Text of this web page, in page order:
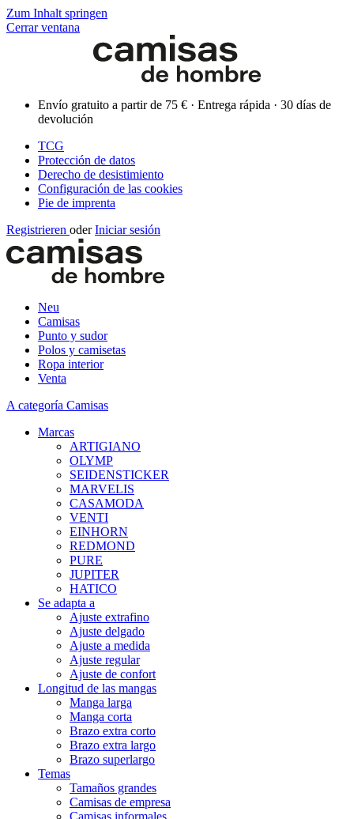
Zum Inhalt springen
Cerrar ventana
Envío gratuito a partir de 75 € · Entrega rápida · 30 días de
devolución
TCG
Protección de datos
Derecho de desistimiento
Configuración de las cookies
Pie de imprenta
Registrieren oder Iniciar sesión
Neu
Camisas
Punto y sudor
Polos y camisetas
Ropa interior
Venta
A categoría Camisas
Marcas
ARTIGIANO
OLYMP
SEIDENSTICKER
MARVELIS
CASAMODA
VENTI
EINHORN
REDMOND
PURE
JUPITER
HATICO
Se adapta a
Ajuste extrafino
Ajuste delgado
Ajuste a medida
Ajuste regular
Ajuste de confort
Longitud de las mangas
Manga larga
Manga corta
Brazo extra corto
Brazo extra largo
Brazo superlargo
Temas
Tamaños grandes
Camisas de empresa
Camisas informales